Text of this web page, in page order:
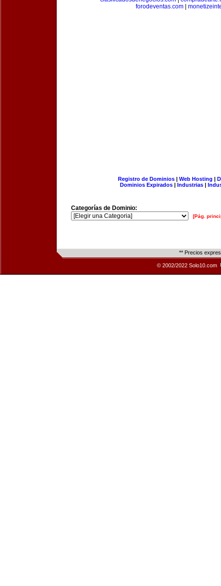
forodeventas.com|
Registro de Dominios| Web Hosting |
Dominios Expirados | Industrias |
Categorías de Dominio:
[Pág.
** Precios
© 2002/2022 Solo10.com